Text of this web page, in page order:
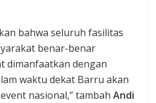
bahwa seluruh fasilitas
benar-benar
dimanfaatkan dengan
waktu dekat Barru akan
nasional,” tambah Andi